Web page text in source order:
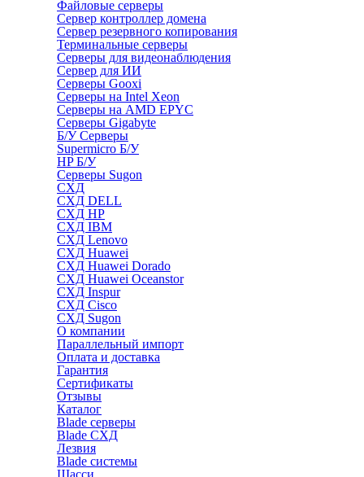
Файловые серверы
Сервер контроллер домена
Сервер резервного копирования
Терминальные серверы
Серверы для видеонаблюдения
Сервер для ИИ
Серверы Gooxi
Серверы на Intel Xeon
Серверы на AMD EPYC
Серверы Gigabyte
Б/У Серверы
Supermicro Б/У
HP Б/У
Серверы Sugon
СХД
СХД DELL
СХД HP
СХД IBM
СХД Lenovo
СХД Huawei
СХД Huawei Dorado
СХД Huawei Oceanstor
СХД Inspur
СХД Cisco
СХД Sugon
О компании
Параллельный импорт
Оплата и доставка
Гарантия
Сертификаты
Отзывы
Каталог
Blade серверы
Blade СХД
Лезвия
Blade системы
Шасси